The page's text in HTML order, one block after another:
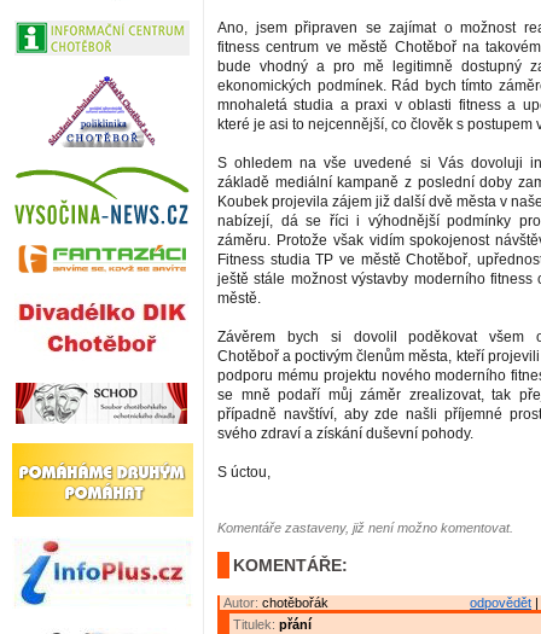
Ano, jsem připraven se zajímat o možnost
fitness centrum ve městě Chotěboř na
bude vhodný a pro mě legitimně dostupný
ekonomických podmínek. Rád bych tímto
mnohaletá studia a praxi v oblasti fitness a
které je asi to nejcennější, co člověk s postupem
S ohledem na vše uvedené si Vás dovoluji
základě mediální kampaně z poslední doby
Koubek projevila zájem již další dvě města v
nabízejí, dá se říci i výhodnější podmínky
záměru. Protože však vidím spokojenost
Fitness studia TP ve městě Chotěboř,
ještě stále možnost výstavby moderního fitness
městě.
Závěrem bych si dovolil poděkovat všem
Chotěboř a poctivým členům města, kteří
podporu mému projektu nového moderního
se mně podaří můj záměr zrealizovat, tak
případně navštíví, aby zde našli příjemné
svého zdraví a získání duševní pohody.
S úctou,
Komentáře zastaveny, již není možno komentovat.
KOMENTÁŘE:
odpovědět
Autor: chotěbořák
Titulek: přání